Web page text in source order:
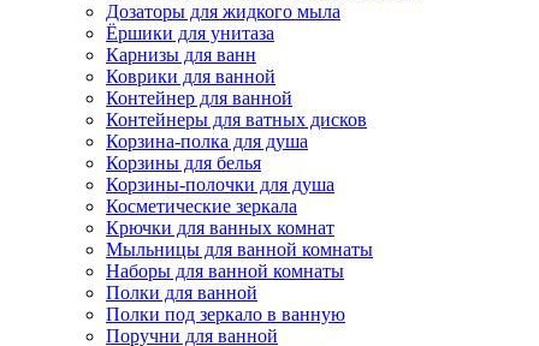
Дозаторы для жидкого мыла
Ёршики для унитаза
Карнизы для ванн
Коврики для ванной
Контейнер для ванной
Контейнеры для ватных дисков
Корзина-полка для душа
Корзины для белья
Корзины-полочки для душа
Косметические зеркала
Крючки для ванных комнат
Мыльницы для ванной комнаты
Наборы для ванной комнаты
Полки для ванной
Полки под зеркало в ванную
Поручни для ванной